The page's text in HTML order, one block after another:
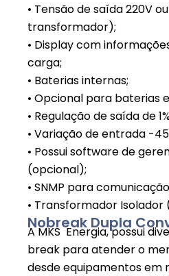
• Tensão de saída 220V
transformador);
• Display com
carga;
• Baterias internas;
• Opcional para baterias
• Regulação de saída de
• Variação de entrada -
• Possui software de
(opcional);
• SNMP para
• Transformador Isolador
Nobreak Dupla
A MKS Energia, possui
break para atender o
desde equipamentos em